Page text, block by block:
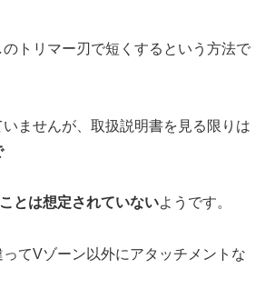
トリマー刃で短くするという方法で
ませんが、取扱説明書を見る限りは
とは想定されていないようです。
てVゾーン以外にアタッチメントな